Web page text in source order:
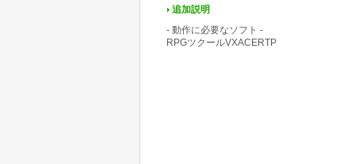
追加説明
- 動作に必要なソフト -
RPGツクールVXACERTP